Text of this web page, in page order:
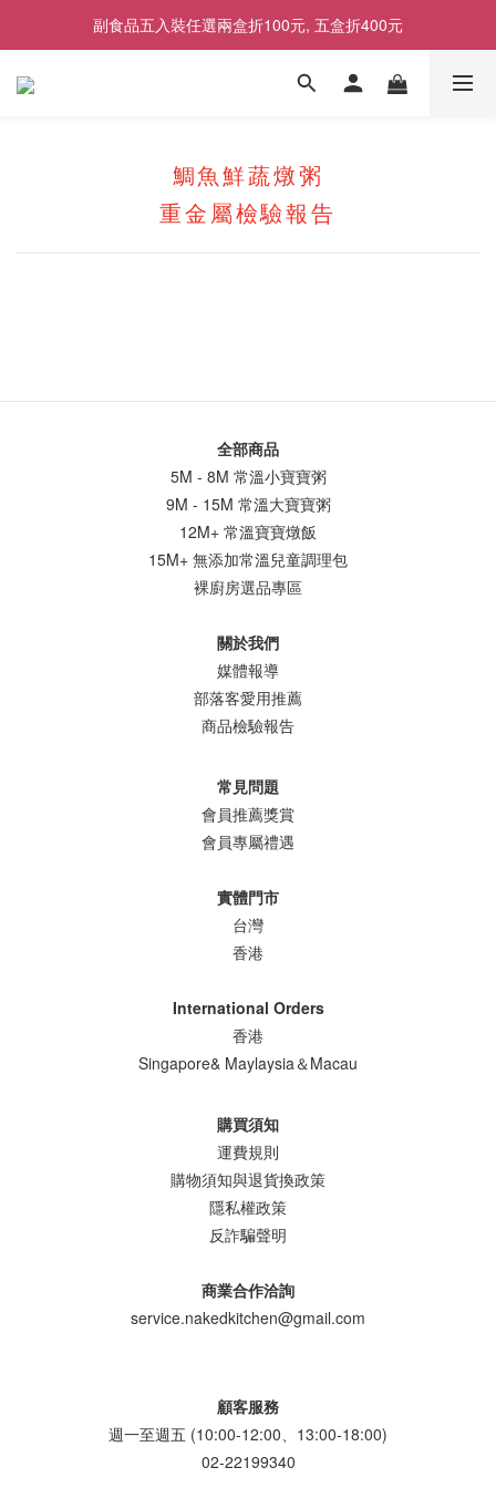
8/1起會員制度調整，升級條件更新
副食品五入裝任選兩盒折100元, 五盒折400元
8/1起會員制度調整，升級條件更新
鯛魚鮮蔬燉粥
重金屬檢驗報告
全部商品
5M - 8M 常溫小寶寶粥
9M - 15M 常溫大寶寶粥
12M+ 常溫寶寶燉飯
15M+ 無添加常溫兒童調理包
裸廚房選品專區
關於我們
媒體報導
部落客愛用推薦
商品檢驗報告
常見問題
會員推薦獎賞
會員專屬禮遇
實體門市
台灣
香港
International Orders
香港
Singapore& Maylaysia＆Macau
購買須知
運費規則
購物須知與退貨換政策
隱私權政策
反詐騙聲明
商業合作洽詢
service.nakedkitchen@gmail.com
顧客服務
週一至週五 (10:00-12:00、13:00-18:00)
02-22199340